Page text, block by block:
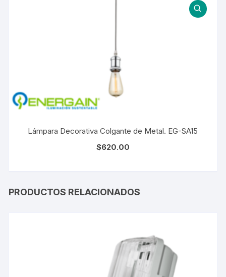
Lámpara Decorativa Colgante de Metal. EG-SA15
$620.00
PRODUCTOS RELACIONADOS